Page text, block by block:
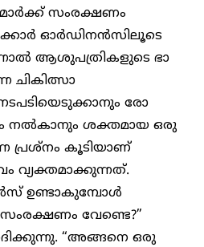
സംരക്ഷണം
ഓർഡിനൻസിലൂടെ
ആശുപത്രികളുടെ ഭാ​
ചികിത്സാ
രോ​
നൽകാനും ശക്തമായ ഒരു
പ്രശ്നം കൂടിയാണ്
വ്യക്തമാക്കുന്നത്.
ഉണ്ടാകുമ്പോൾ
വേണ്ടെ?”
“അങ്ങനെ ഒരു